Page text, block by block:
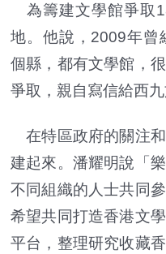
為籌建文學館爭取
地。他說，2009年曾
個縣，都有文學館，
爭取，親自寫信給西
在特區政府的關注
建起來。潘耀明說「
不同組織的人士共同
希望共同打造香港文
平台，整理研究收藏